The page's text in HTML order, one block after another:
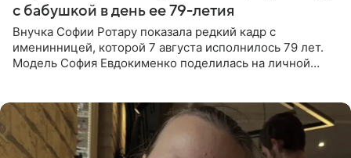
с бабушкой в день ее 79-летия
Внучка Софии Ротару показала редкий кадр с
именинницей, которой 7 августа исполнилось 79 лет.
Модель София Евдокименко поделилась на личной